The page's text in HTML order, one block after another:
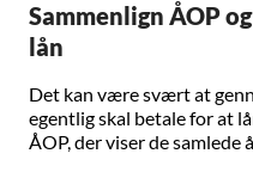
Sammenlign ÅOP
lån
Det kan være svært at
egentlig skal betale for at
ÅOP, der viser de samlede